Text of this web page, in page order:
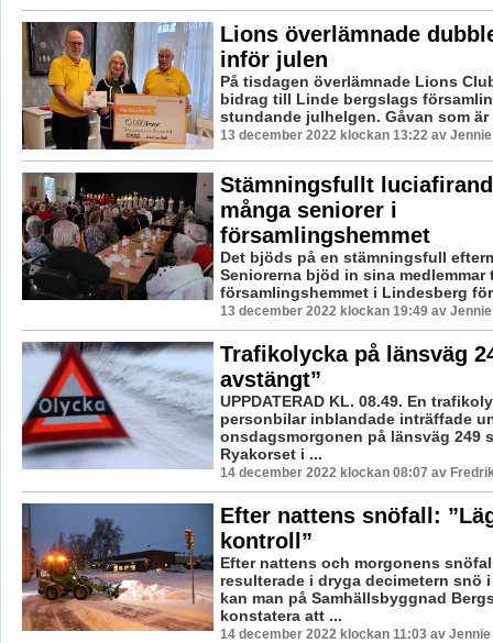
Lions överlämnade
inför julen
På tisdagen överlämnade Lions
bidrag till Linde bergslags
stundande julhelgen. Gåvan som är
13 december 2022 klockan 13:22 av
Stämningsfullt
många seniorer i
församlingshemmet
Det bjöds på en stämningsfull
Seniorerna bjöd in sina medlemmar
församlingshemmet i Lindesberg
13 december 2022 klockan 19:49 av
Trafikolycka på länsväg
avstängt”
UPPDATERAD KL. 08.49. En
personbilar inblandade inträffade
onsdagsmorgonen på länsväg 249
Ryakorset i ...
14 december 2022 klockan 08:07 av
Efter nattens snöfall:
kontroll”
Efter nattens och morgonens
resulterade i dryga decimetern snö
kan man på Samhällsbyggnad
konstatera att ...
14 december 2022 klockan 11:03 av